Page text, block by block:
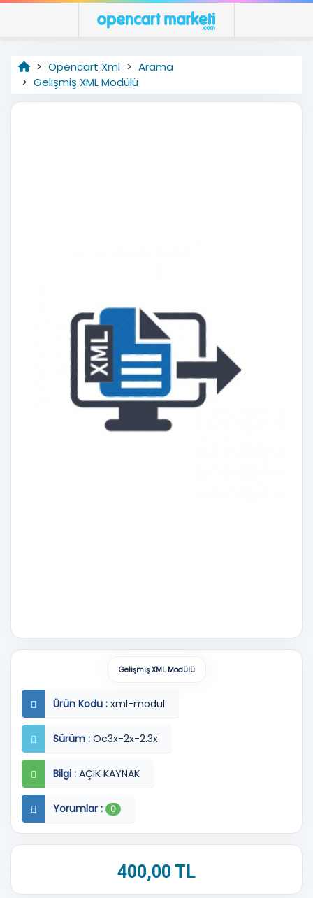
Opencart Xml
Arama
Gelişmiş XML Modülü
Gelişmiş XML Modülü
Ürün Kodu : xml-modul
Sürüm : Oc3x-2x-2.3x
Bilgi : AÇIK KAYNAK
Yorumlar : 0
400,00 TL